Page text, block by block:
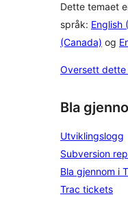
Dette temaet
språk: English
(Canada) og
Oversett
Bla
Utviklingslogg
Subversion
Bla gjennom i
Trac tickets